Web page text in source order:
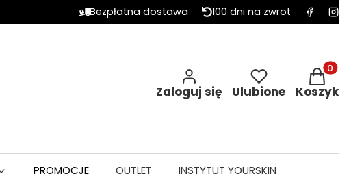
Bezpłatna dostawa 100 dni na zwrot
Zaloguj się Ulubione
Produkty
Koszyk
PROMOCJE OUTLET INSTYTUT YOURSKIN